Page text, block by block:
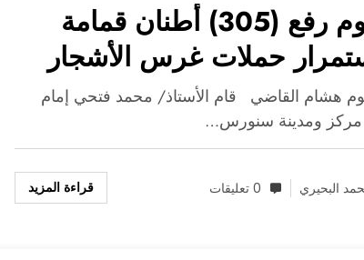
الفيوم رفع (305) أطنان قمامة
حملات غرس الأشجار
الإنارة بسنورس
هشام القاضي قام الأستاذ/ محمد فتحي إمام
ومدينة سنورس…
البحيري 0 تعليقات قراءة المزيد